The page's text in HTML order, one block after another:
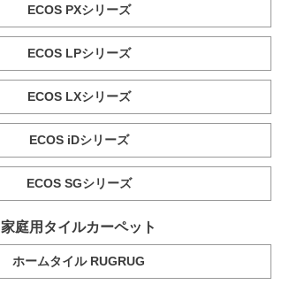
ECOS PXシリーズ
ECOS LPシリーズ
ECOS LXシリーズ
ECOS iDシリーズ
ECOS SGシリーズ
家庭用タイルカーペット
ホームタイル RUGRUG